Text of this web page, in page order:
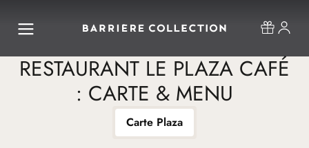
RESTAURANT LE PLAZA CAFÉ
: CARTE & MENU
Carte Plaza